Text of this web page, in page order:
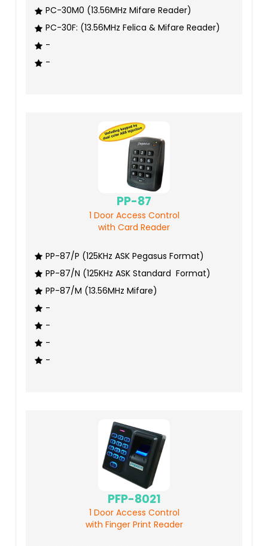
PC-30M0 (13.56MHz Mifare Reader)
PC-30F: (13.56MHz Felica & Mifare Reader)
-
-
PP-87
1 Door Access Control
with Card Reader
PP-87/P (125KHz ASK Pegasus Format)
PP-87/N (125KHz ASK Standard Format)
PP-87/M (13.56MHz Mifare)
-
-
-
-
PFP-8021
1 Door Access Control
with Finger Print Reader